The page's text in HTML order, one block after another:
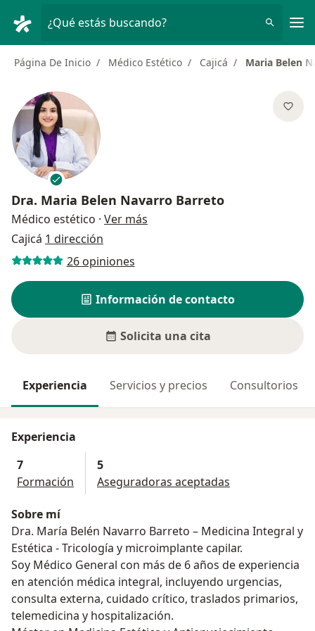
¿Qué estás buscando?
Página De Inicio Médico Estético Cajicá Maria Belen
Dra. Maria Belen Navarro Barreto
Médico estético · Ver más
Cajicá 1 dirección
26 opiniones
Información de contacto
Solicita una cita
Experiencia Servicios y precios Consultorios
Experiencia
7
Formación
5
Aseguradoras aceptadas
Sobre mí
Dra. María Belén Navarro Barreto – Medicina Integral y
Estética - Tricología y microimplante capilar.
Soy Médico General con más de 6 años de experiencia
en atención médica integral, incluyendo urgencias,
consulta externa, cuidado crítico, traslados primarios,
telemedicina y hospitalización.